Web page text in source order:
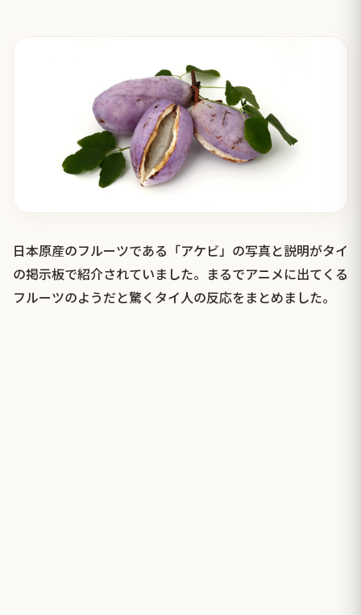
日本原産のフルーツである「アケビ」の写真と説明がタイ
の掲示板で紹介されていました。まるでアニメに出てくる
フルーツのようだと驚くタイ人の反応をまとめました。